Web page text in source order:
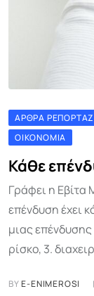
ΆΡΘΡΑ ΡΕΠΟΡΤΆΖ
ΟΙΚΟΝΟΜΊΑ
Κάθε
Γράφει η
επένδυση έχει
μιας επένδυσης
ρίσκο, 3.
BYE-ENIMEROSI